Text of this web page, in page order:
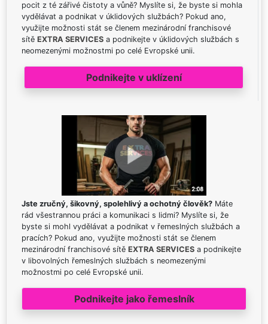
pocit z té zářivé čistoty a vůně? Myslíte si, že byste si mohla
vydělávat a podnikat v úklidových službách? Pokud ano,
využijte možnosti stát se členem mezinárodní franchisové
sítě EXTRA SERVICES a podnikejte v úklidových službách s
neomezenými možnostmi po celé Evropské unii.
Podnikejte v uklízení
Jste zručný, šikovný, spolehlivý a ochotný člověk? Máte
rád všestrannou práci a komunikaci s lidmi? Myslíte si, že
byste si mohl vydělávat a podnikat v řemeslných službách a
pracích? Pokud ano, využijte možnosti stát se členem
mezinárodní franchisové sítě EXTRA SERVICES a podnikejte
v libovolných řemeslných službách s neomezenými
možnostmi po celé Evropské unii.
Podnikejte jako řemeslník